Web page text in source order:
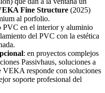
Fine Structure (2025)
al porfolio.
PVC en el interior y aluminio
del PVC con la estética
: en proyectos complejos
Passivhaus, soluciones a
VEKA responde con soluciones
soporte profesional del